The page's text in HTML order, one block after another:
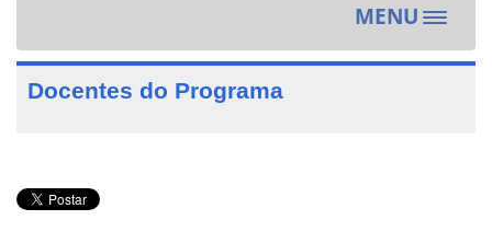
MENU
Toggle
Docentes do Programa